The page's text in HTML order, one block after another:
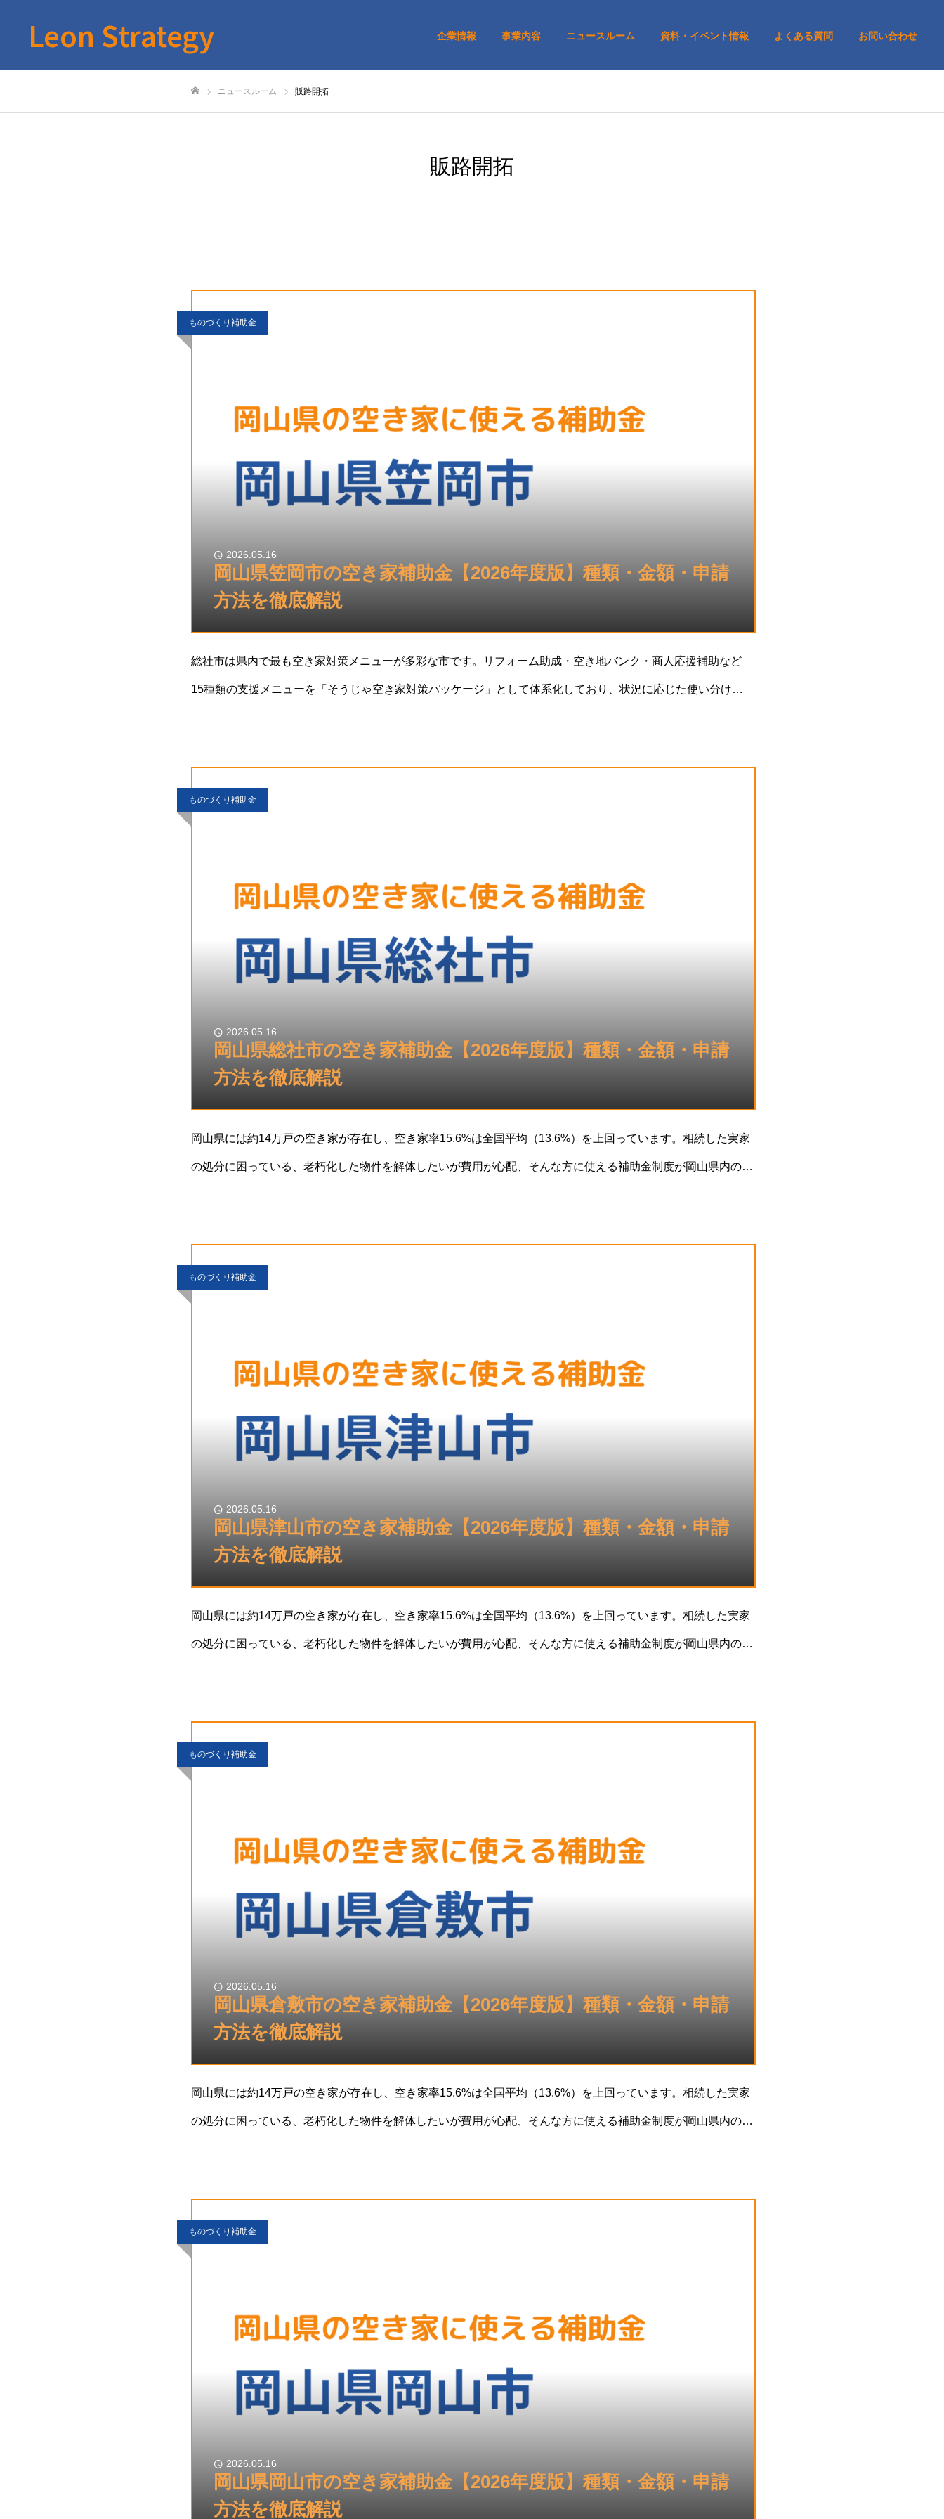
Leon Strategy 企業情報 事業内容 ニュースルーム 資料・イベント情報 よくある質問 お問い合わせ
ニュースルーム 販路開拓
販路開拓
ものづくり補助金
2026.05.16
岡山県笠岡市の空き家補助金【2026年度版】種類・金額・申請
方法を徹底解説
総社市は県内で最も空き家対策メニューが多彩な市です。リフォーム助成・空き地バンク・商人応援補助など
15種類の支援メニューを「そうじゃ空き家対策パッケージ」として体系化しており、状況に応じた使い分けが
ものづくり補助金
2026.05.16
岡山県総社市の空き家補助金【2026年度版】種類・金額・申請
方法を徹底解説
岡山県には約14万戸の空き家が存在し、空き家率15.6%は全国平均（13.6%）を上回っています。相続した実家
の処分に困っている、老朽化した物件を解体したいが費用が心配、そんな方に使える補助金制度が岡山県内の各
ものづくり補助金
2026.05.16
岡山県津山市の空き家補助金【2026年度版】種類・金額・申請
方法を徹底解説
岡山県には約14万戸の空き家が存在し、空き家率15.6%は全国平均（13.6%）を上回っています。相続した実家
の処分に困っている、老朽化した物件を解体したいが費用が心配、そんな方に使える補助金制度が岡山県内の各
ものづくり補助金
2026.05.16
岡山県倉敷市の空き家補助金【2026年度版】種類・金額・申請
方法を徹底解説
岡山県には約14万戸の空き家が存在し、空き家率15.6%は全国平均（13.6%）を上回っています。相続した実家
の処分に困っている、老朽化した物件を解体したいが費用が心配、そんな方に使える補助金制度が岡山県内の各
ものづくり補助金
2026.05.16
岡山県岡山市の空き家補助金【2026年度版】種類・金額・申請
方法を徹底解説